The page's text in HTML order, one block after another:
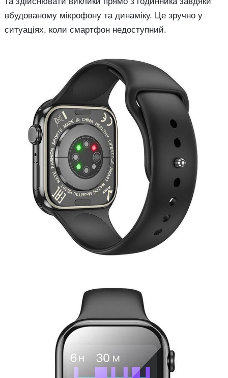
вбудованому мікрофону та динаміку. Це зручно у
ситуаціях, коли смартфон недоступний.